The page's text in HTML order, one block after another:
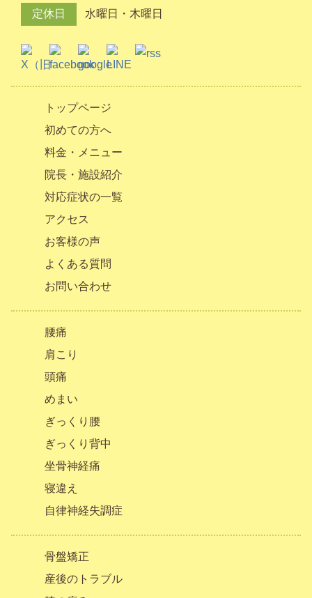
定休日
水曜日・木曜日
トップページ
初めての方へ
料金・メニュー
院長・施設紹介
対応症状の一覧
アクセス
お客様の声
よくある質問
お問い合わせ
腰痛
肩こり
頭痛
めまい
ぎっくり腰
ぎっくり背中
坐骨神経痛
寝違え
自律神経失調症
骨盤矯正
産後のトラブル